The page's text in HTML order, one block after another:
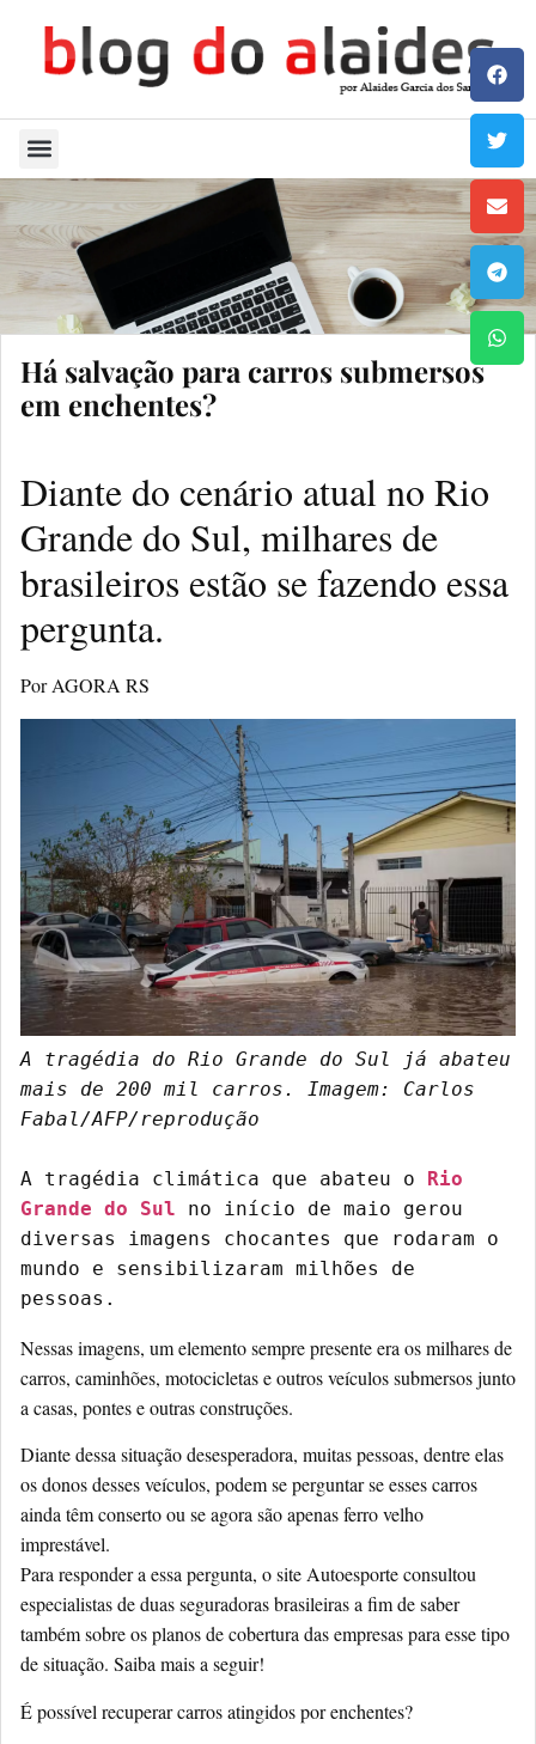
Há salvação para carros submersos
em enchentes?
Diante do cenário atual no Rio
Grande do Sul, milhares de
brasileiros estão se fazendo essa
pergunta.
Por AGORA RS
A tragédia do Rio Grande do Sul já abateu
mais de 200 mil carros. Imagem: Carlos
Fabal/AFP/reprodução
A tragédia climática que abateu o Rio
Grande do Sul no início de maio gerou
diversas imagens chocantes que rodaram o
mundo e sensibilizaram milhões de
pessoas.
Nessas imagens, um elemento sempre presente era os milhares de
carros, caminhões, motocicletas e outros veículos submersos junto
a casas, pontes e outras construções.
Diante dessa situação desesperadora, muitas pessoas, dentre elas
os donos desses veículos, podem se perguntar se esses carros
ainda têm conserto ou se agora são apenas ferro velho
imprestável.
Para responder a essa pergunta, o site Autoesporte consultou
especialistas de duas seguradoras brasileiras a fim de saber
também sobre os planos de cobertura das empresas para esse tipo
de situação. Saiba mais a seguir!
É possível recuperar carros atingidos por enchentes?